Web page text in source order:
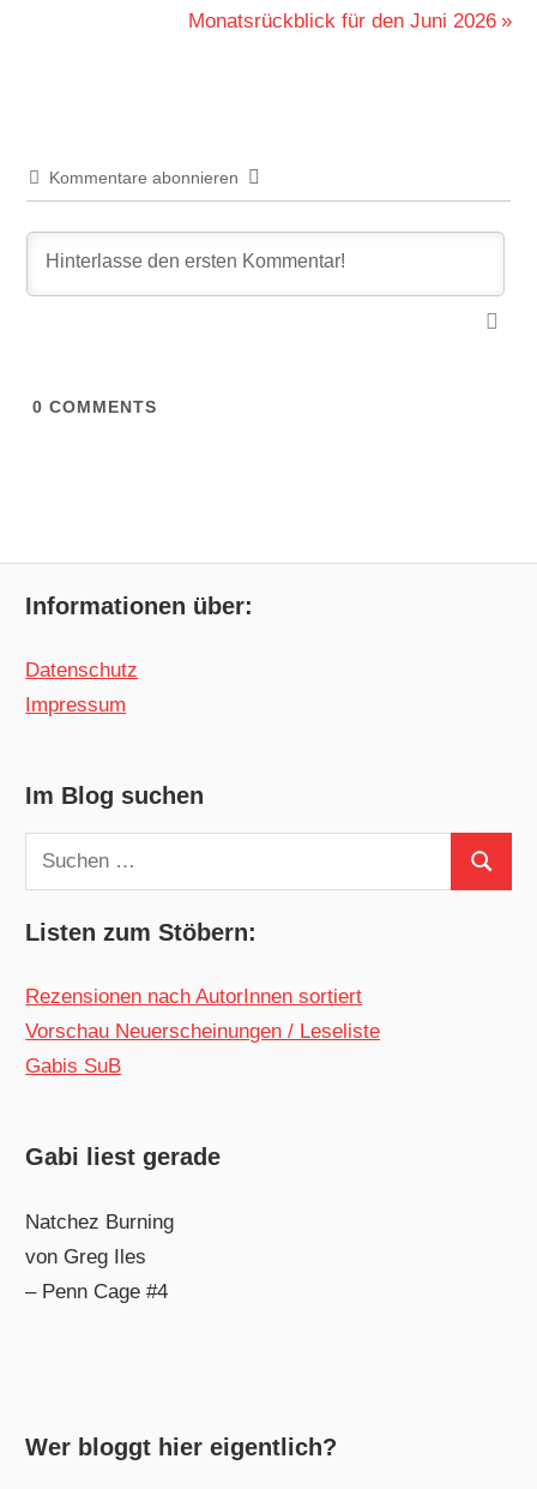
Nächster
Monatsrückblick für den Juni 2026
Kommentare abonnieren
0 COMMENTS
Informationen über:
Datenschutz
Impressum
Im Blog suchen
Suchen
nach:
Suchen
Listen zum Stöbern:
Rezensionen nach AutorInnen sortiert
Vorschau Neuerscheinungen / Leseliste
Gabis SuB
Gabi liest gerade
Natchez Burning
von Greg Iles
– Penn Cage #4
Wer bloggt hier eigentlich?